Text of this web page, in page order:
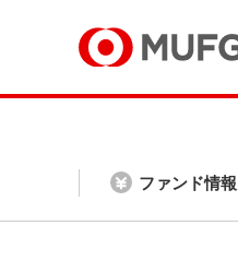
ファンド情報